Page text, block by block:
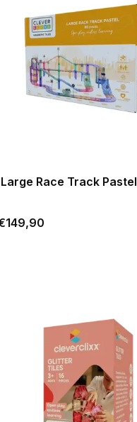
Large Race Track Pastel